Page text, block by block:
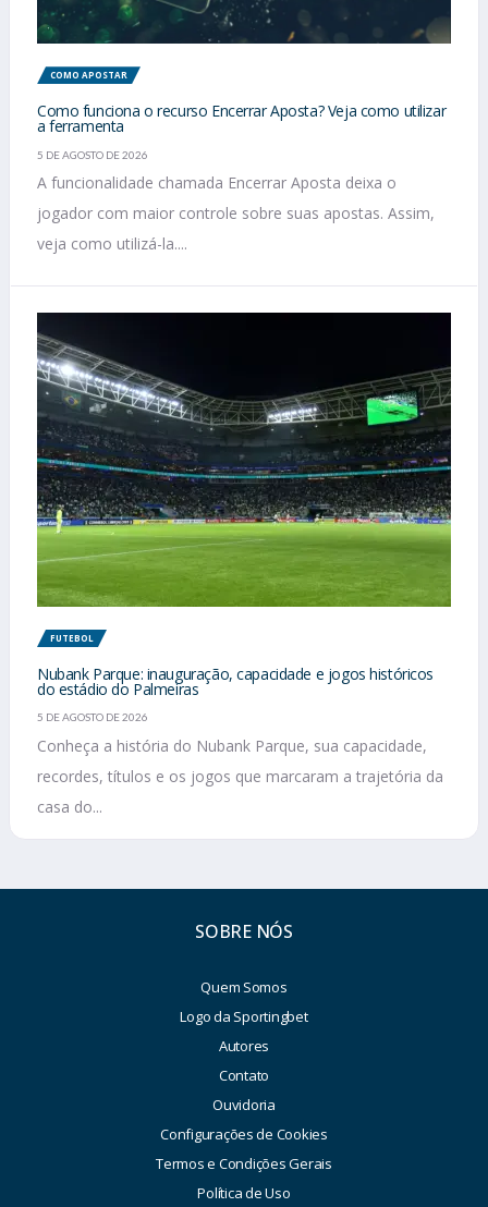
COMO APOSTAR
Como funciona o recurso Encerrar Aposta? Veja como utilizar
a ferramenta
5 DE AGOSTO DE 2026
A funcionalidade chamada Encerrar Aposta deixa o
jogador com maior controle sobre suas apostas. Assim,
veja como utilizá-la....
FUTEBOL
Nubank Parque: inauguração, capacidade e jogos históricos
do estádio do Palmeiras
5 DE AGOSTO DE 2026
Conheça a história do Nubank Parque, sua capacidade,
recordes, títulos e os jogos que marcaram a trajetória da
casa do...
SOBRE NÓS
Quem Somos
Logo da Sportingbet
Autores
Contato
Ouvidoria
Configurações de Cookies
Termos e Condições Gerais
Política de Uso